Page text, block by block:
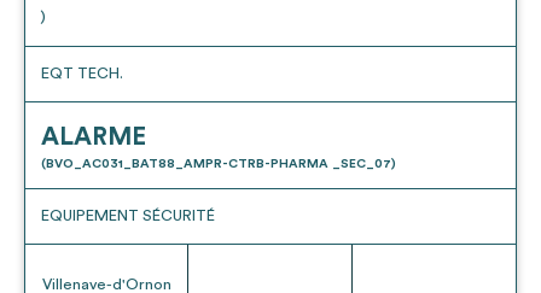
)
EQT TECH.
ALARME
(BVO_AC031_BAT88_AMPR-CTRB-PHARMA _SEC_07)
EQUIPEMENT SÉCURITÉ
Villenave-d'Ornon